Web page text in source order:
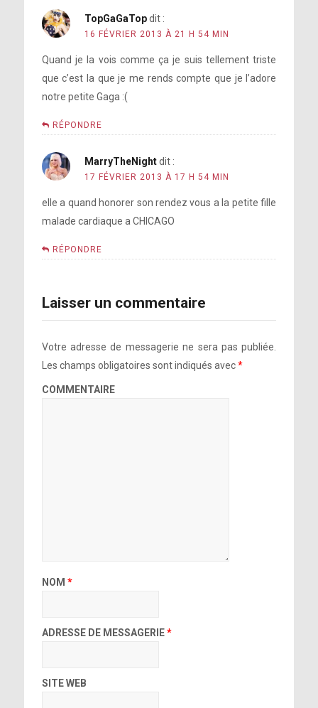
TopGaGaTop dit :
16 FÉVRIER 2013 À 21 H 54 MIN
Quand je la vois comme ça je suis tellement triste
que c’est la que je me rends compte que je l’adore
notre petite Gaga :(
RÉPONDRE
MarryTheNight dit :
17 FÉVRIER 2013 À 17 H 54 MIN
elle a quand honorer son rendez vous a la petite fille
malade cardiaque a CHICAGO
RÉPONDRE
Laisser un commentaire
Votre adresse de messagerie ne sera pas publiée.
Les champs obligatoires sont indiqués avec*
COMMENTAIRE
NOM *
ADRESSE DE MESSAGERIE*
SITE WEB